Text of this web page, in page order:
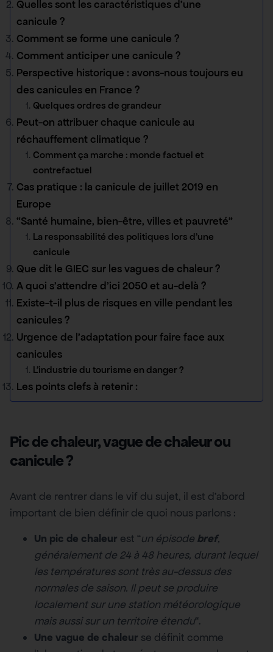
Quelles sont les caractéristiques d’une
canicule ?
Comment se forme une canicule ?
Comment anticiper une canicule ?
Perspective historique : avons-nous toujours eu
des canicules en France ?
Quelques ordres de grandeur
Peut-on attribuer chaque canicule au
réchauffement climatique ?
Comment ça marche : monde factuel et
contrefactuel
Cas pratique : la canicule de juillet 2019 en
Europe
“Santé humaine, bien-être, villes et pauvreté”
La responsabilité des politiques lors d’une
canicule
Que dit le GIEC sur les vagues de chaleur ?
A quoi s’attendre d’ici 2050 et au-delà ?
Existe-t-il plus de risques en ville pendant les
canicules ?
Urgence de l’adaptation pour faire face aux
canicules
L’industrie du tourisme en danger ?
Les points clefs à retenir :
Pic de chaleur, vague de chaleur ou
canicule ?
Avant de rentrer dans le vif du sujet, il est d’abord
important de bien définir de quoi nous parlons :
Un pic de chaleur est “un épisode bref,
généralement de 24 à 48 heures, durant lequel
les températures sont très au-dessus des
normales de saison. Il peut se produire
localement sur une station météorologique
mais aussi sur un territoire étendu“.
Une vague de chaleur se définit comme